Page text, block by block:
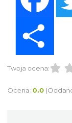
Twoja ocena:
Ocena: 0.0